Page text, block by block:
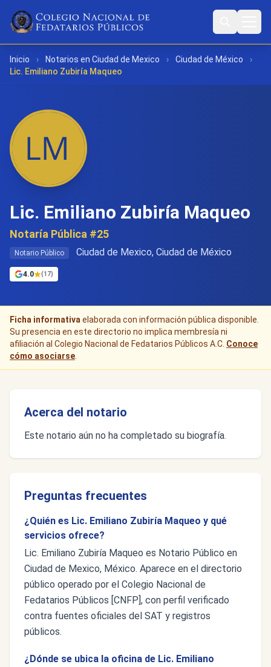
Inicio › Notarios en Ciudad de Mexico › Ciudad de México
›
Lic. Emiliano Zubiría Maqueo
Lic. Emiliano Zubiría Maqueo
Notaría Pública #25
Notario Público Ciudad de Mexico, Ciudad de México
4.0 (17)
Ficha informativa elaborada con información pública disponible.
Su presencia en este directorio no implica membresía ni
afiliación al Colegio Nacional de Fedatarios Públicos A.C. Conoce
cómo asociarse
Acerca del notario
Este notario aún no ha completado su biografía.
Preguntas frecuentes
¿Quién es Lic. Emiliano Zubiría Maqueo y qué
servicios ofrece?
Lic. Emiliano Zubiría Maqueo es Notario Público en
Ciudad de Mexico, México. Aparece en el directorio
público operado por el Colegio Nacional de
Fedatarios Públicos [CNFP], con perfil verificado
contra fuentes oficiales del SAT y registros
públicos.
¿Dónde se ubica la oficina de Lic. Emiliano